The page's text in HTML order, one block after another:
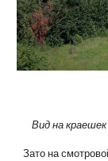
Вид на краешек
Зато на